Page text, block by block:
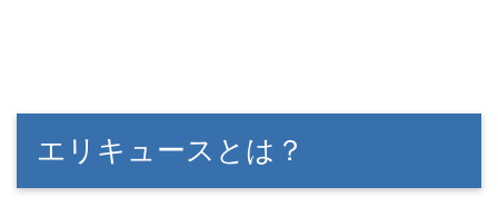
エリキュースとは？